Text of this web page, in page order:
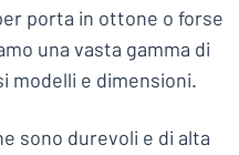
porta in ottone o forse
una vasta gamma di
modelli e dimensioni.
sono durevoli e di alta